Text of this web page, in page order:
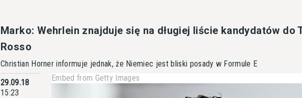
Marko: Wehrlein znajduje się na długiej liście kandydatów do
Rosso
Christian Horner informuje jednak, że Niemiec jest bliski posady w Formule E
29.09.18
15:23
Embed from Getty Images